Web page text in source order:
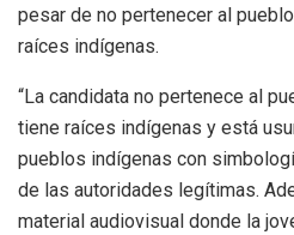
pesar de no pertenecer al
raíces indígenas.
“La candidata no pertenece al
tiene raíces indígenas y está
pueblos indígenas con
de las autoridades legítimas.
material audiovisual donde la